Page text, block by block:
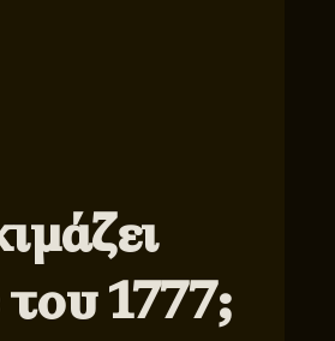
1777;